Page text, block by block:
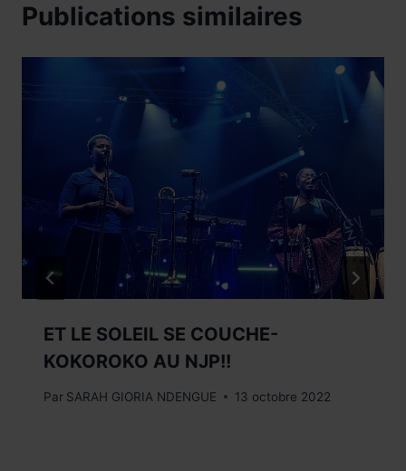
Publications similaires
ET LE SOLEIL SE COUCHE-
KOKOROKO AU NJP!!
Par SARAH GIORIA NDENGUE 13 octobre 2022